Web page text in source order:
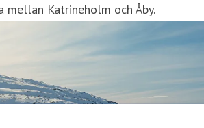
Katrineholm och Åby.